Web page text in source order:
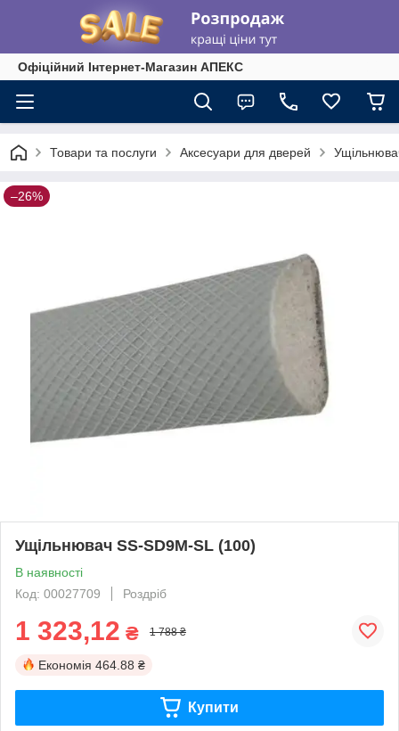
Офіційний Інтернет-Магазин АПЕКС
Товари та послуги Аксесуари для дверей
–26%
Ущільнювач SS-SD9M-SL (100)
В наявності
Код: 00027709
Роздріб
1 323,12 ₴ 1 788 ₴
Економія 464.88 ₴
Купити